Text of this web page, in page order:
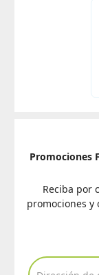
Promociones
Reciba por
promociones y